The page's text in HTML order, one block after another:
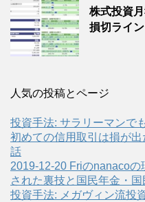
株式投資
損切ライ
人気の投稿とページ
投資手法: サラリーマンで
初めての信用取引は損が
話
2019-12-20 Friのnanaco
された裏技と国民年金・
投資手法: メガヴィン流投